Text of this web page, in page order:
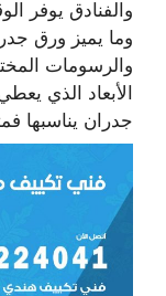
والفنادق يوفر
وما يميز ورق
والرسومات
الأبعاد الذي
جدران يناسبها